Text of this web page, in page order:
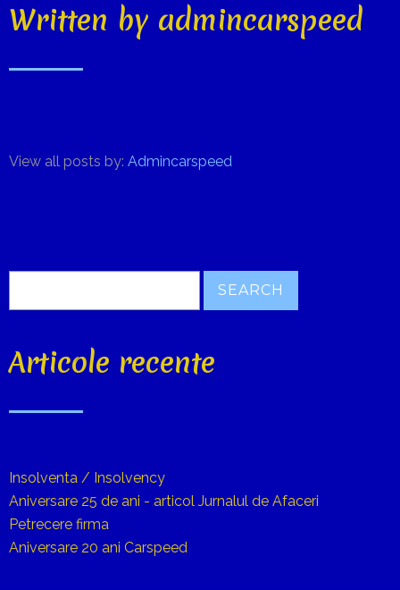
Written by admincarspeed
View all posts by: Admincarspeed
Articole recente
Insolventa / Insolvency
Aniversare 25 de ani - articol Jurnalul de Afaceri
Petrecere firma
Aniversare 20 ani Carspeed